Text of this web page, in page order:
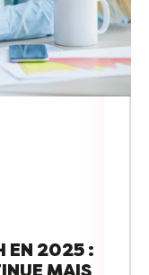
EN 2025 :